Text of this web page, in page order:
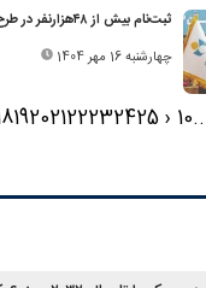
ثبت‌نام بیش از ۴۸‌هزارنفر در طرح بیمه‌تکمیلی صندوق هنر
چهارشنبه 16 مهر 1404
10
‹
19202122232425